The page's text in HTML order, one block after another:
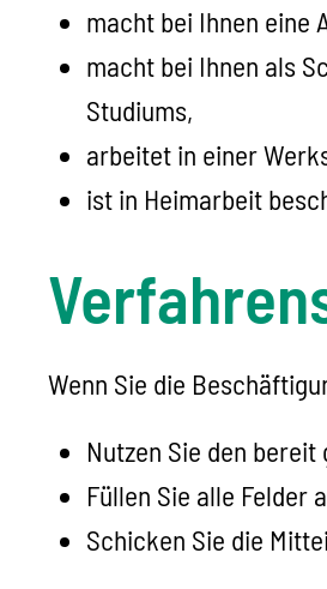
macht bei Ihnen eine
macht bei Ihnen als
Studiums,
arbeitet in einer
ist in Heimarbeit
Wenn Sie die
Nutzen Sie den
Füllen Sie alle Felder
Schicken Sie die